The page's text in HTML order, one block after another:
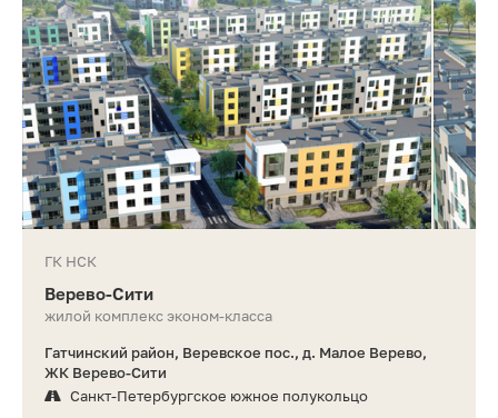
ГК НСК
Верево-Сити
жилой комплекс эконом-класса
Гатчинский район, Веревское пос., д. Малое Верево,
ЖК Верево-Сити
Санкт-Петербургское южное полукольцо